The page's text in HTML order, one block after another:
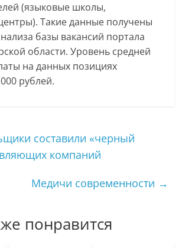
(языковые школы,
Такие данные получены
базы вакансий портала
области. Уровень средней
на данных позициях
рублей.
составили «черный
компаний
Медичи современности →
понравится